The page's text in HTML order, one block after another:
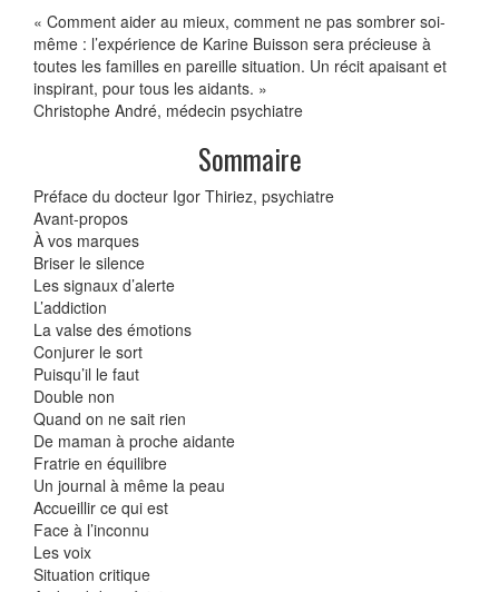
« Comment aider au mieux, comment ne pas sombrer soi-
même : l’expérience de Karine Buisson sera précieuse à
toutes les familles en pareille situation. Un récit apaisant et
inspirant, pour tous les aidants. »
Christophe André, médecin psychiatre
Sommaire
Préface du docteur Igor Thiriez, psychiatre
Avant-propos
À vos marques
Briser le silence
Les signaux d’alerte
L’addiction
La valse des émotions
Conjurer le sort
Puisqu’il le faut
Double non
Quand on ne sait rien
De maman à proche aidante
Fratrie en équilibre
Un journal à même la peau
Accueillir ce qui est
Face à l’inconnu
Les voix
Situation critique